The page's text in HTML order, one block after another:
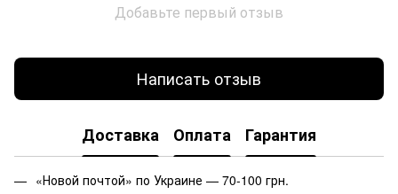
Добавьте первый отзыв
Написать отзыв
Доставка Оплата Гарантия
«Новой почтой» по Украине — 70-100 грн.